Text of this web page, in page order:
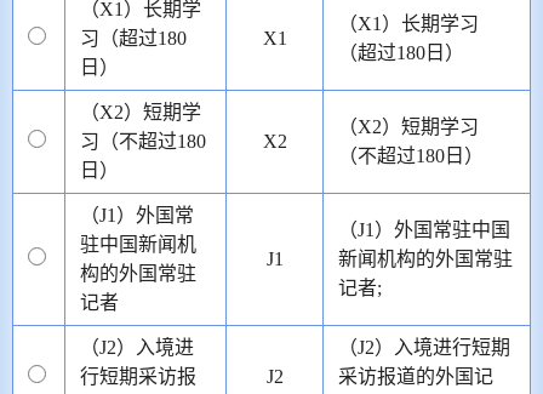
（X1）长期学
习（超过180
日）
X1
（X1）长期学习
（超过180日）
（X2）短期学
习（不超过180
日）
X2
（X2）短期学习
（不超过180日）
（J1）外国常
驻中国新闻机
构的外国常驻
记者
J1
（J1）外国常驻中国
新闻机构的外国常驻
记者;
（J2）入境进
行短期采访报
J2
（J2）入境进行短期
采访报道的外国记